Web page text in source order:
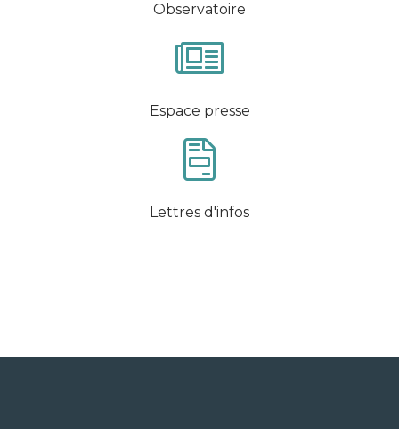
Observatoire
Espace presse
Lettres d'infos